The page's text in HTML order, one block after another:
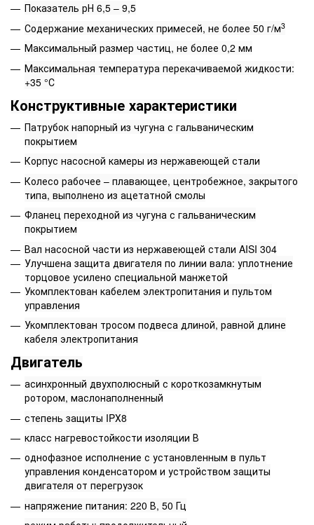
Показатель рН 6,5 – 9,5
Содержание механических примесей, не более 50 г/м3
Максимальный размер частиц, не более 0,2 мм
Максимальная температура перекачиваемой жидкости:
+35 °С
Конструктивные характеристики
Патрубок напорный из чугуна с гальваническим
покрытием
Корпус насосной камеры из нержавеющей стали
Колесо рабочее – плавающее, центробежное, закрытого
типа, выполнено из ацетатной смолы
Фланец переходной из чугуна с гальваническим
покрытием
Вал насосной части из нержавеющей стали AISI 304
Улучшена защита двигателя по линии вала: уплотнение
торцовое усилено специальной манжетой
Укомплектован кабелем электропитания и пультом
управления
Укомплектован тросом подвеса длиной, равной длине
кабеля электропитания
Двигатель
асинхронный двухполюсный с короткозамкнутым
ротором, маслонаполненный
степень защиты IPХ8
класс нагревостойкости изоляции В
однофазное исполнение с установленным в пульт
управления конденсатором и устройством защиты
двигателя от перегрузок
напряжение питания: 220 В, 50 Гц